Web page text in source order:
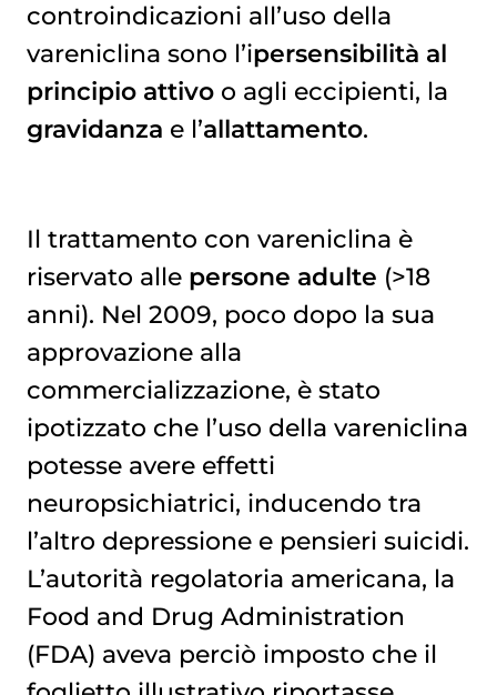
controindicazioni all’uso della
vareniclina sono l’ipersensibilità al
principio attivoo agli eccipienti, la
gravidanza e l’allattamento.
Il trattamento con vareniclina è
riservato alle persone adulte (>18
anni). Nel 2009, poco dopo la sua
approvazione alla
commercializzazione, è stato
ipotizzato che l’uso della vareniclina
potesse avere effetti
neuropsichiatrici, inducendo tra
l’altro depressione e pensieri suicidi.
L’autorità regolatoria americana, la
Food and Drug Administration
(FDA) aveva perciò imposto che il